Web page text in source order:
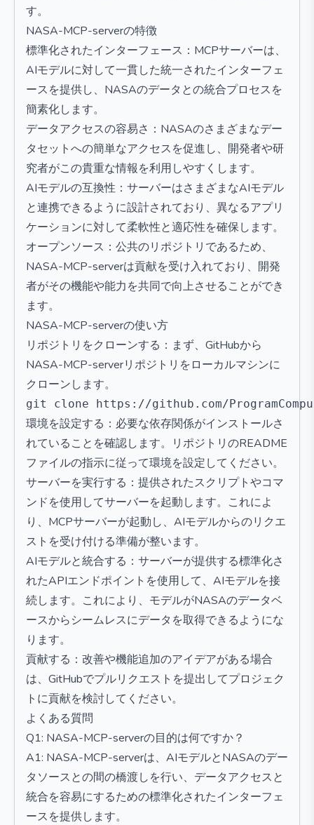
す。
NASA-MCP-serverの特徴
標準化されたインターフェース：MCPサーバーは、
AIモデルに対して一貫した統一されたインターフェ
ースを提供し、NASAのデータとの統合プロセスを
簡素化します。
データアクセスの容易さ：NASAのさまざまなデー
タセットへの簡単なアクセスを促進し、開発者や研
究者がこの貴重な情報を利用しやすくします。
AIモデルの互換性：サーバーはさまざまなAIモデル
と連携できるように設計されており、異なるアプリ
ケーションに対して柔軟性と適応性を確保します。
オープンソース：公共のリポジトリであるため、
NASA-MCP-serverは貢献を受け入れており、開発
者がその機能や能力を共同で向上させることができ
ます。
NASA-MCP-serverの使い方
リポジトリをクローンする：まず、GitHubから
NASA-MCP-serverリポジトリをローカルマシンに
クローンします。
環境を設定する：必要な依存関係がインストールさ
れていることを確認します。リポジトリのREADME
ファイルの指示に従って環境を設定してください。
サーバーを実行する：提供されたスクリプトやコマ
ンドを使用してサーバーを起動します。これによ
り、MCPサーバーが起動し、AIモデルからのリクエ
ストを受け付ける準備が整います。
AIモデルと統合する：サーバーが提供する標準化さ
れたAPIエンドポイントを使用して、AIモデルを接
続します。これにより、モデルがNASAのデータベ
ースからシームレスにデータを取得できるようにな
ります。
貢献する：改善や機能追加のアイデアがある場合
は、GitHubでプルリクエストを提出してプロジェク
トに貢献を検討してください。
よくある質問
Q1: NASA-MCP-serverの目的は何ですか？
A1: NASA-MCP-serverは、AIモデルとNASAのデー
タソースとの間の橋渡しを行い、データアクセスと
統合を容易にするための標準化されたインターフェ
ースを提供します。